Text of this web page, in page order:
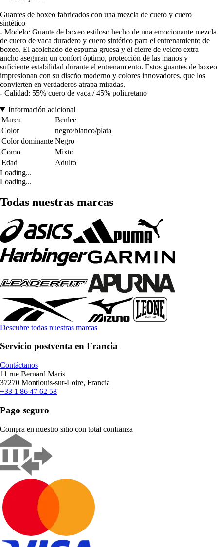
Guantes de boxeo fabricados con una mezcla de cuero y cuero
sintético
- Modelo: Guante de boxeo estiloso hecho de una emocionante mezcla
de cuero de vaca duradero y cuero sintético para el entrenamiento de
boxeo. El acolchado de espuma gruesa y el cierre de velcro extra
ancho aseguran un confort óptimo, protección de las manos y
suficiente estabilidad durante el entrenamiento. Estos guantes de boxeo
impresionan con su diseño moderno y colores innovadores, que los
convierten en verdaderos atrapa miradas.
- Calidad: 55% cuero de vaca / 45% poliuretano
Información adicional
Marca
Benlee
Color
negro/blanco/plata
Color dominante Negro
Como
Mixto
Edad
Adulto
Loading...
Loading...
Todas nuestras marcas
Descubre todas nuestras marcas
Servicio postventa en Francia
Contáctanos
11 rue Bernard Maris
37270 Montlouis-sur-Loire, Francia
+33 1 86 47 62 58
Pago seguro
Compra en nuestro sitio con total confianza